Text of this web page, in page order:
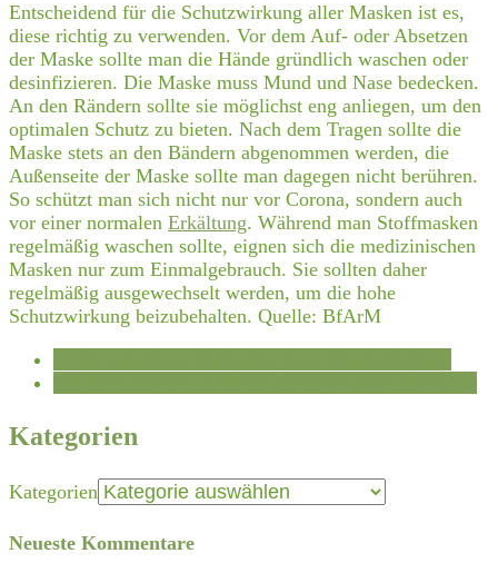
Entscheidend für die Schutzwirkung aller Masken ist es,
diese richtig zu verwenden. Vor dem Auf- oder Absetzen
der Maske sollte man die Hände gründlich waschen oder
desinfizieren. Die Maske muss Mund und Nase bedecken.
An den Rändern sollte sie möglichst eng anliegen, um den
optimalen Schutz zu bieten. Nach dem Tragen sollte die
Maske stets an den Bändern abgenommen werden, die
Außenseite der Maske sollte man dagegen nicht berühren.
So schützt man sich nicht nur vor Corona, sondern auch
vor einer normalen Erkältung. Während man Stoffmasken
regelmäßig waschen sollte, eignen sich die medizinischen
Masken nur zum Einmalgebrauch. Sie sollten daher
regelmäßig ausgewechselt werden, um die hohe
Schutzwirkung beizubehalten. Quelle: BfArM
Kategorien
Kategorien
Neueste Kommentare